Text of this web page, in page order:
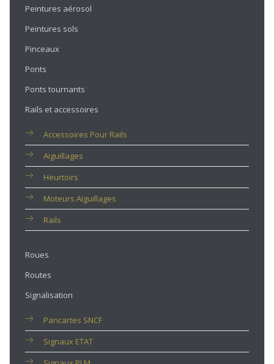
Peintures aérosol
Peintures sols
Pinceaux
Ponts
Ponts tournants
Rails et accessoires
Accessoires Pour Rails
Aiguillages
Heurtoirs
Moteurs Aiguillages
Rails
Roues
Routes
Signalisation
Pancartes SNCF
Signaux ETAT